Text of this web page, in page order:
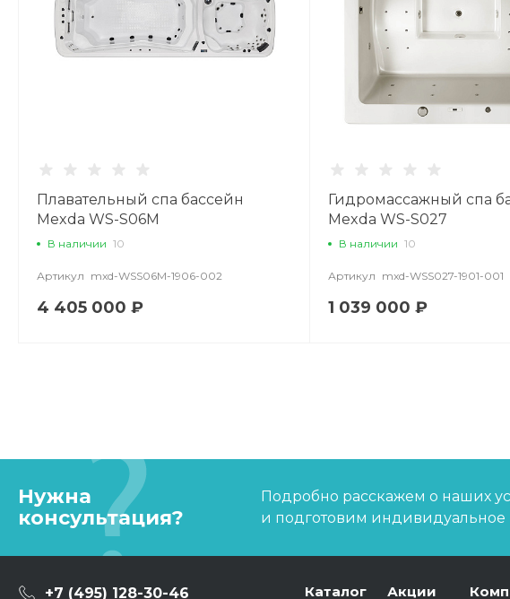
Плавательный спа бассейн
Mexda WS-S06M
В наличии 10
Артикул mxd-WSS06M-1906-002
4 405 000 ₽
Гидромассажный спа
Mexda WS-S027
В наличии 10
Артикул mxd-WSS027-1901-001
1 039 000 ₽
Нужна
консультация?
Подробно расскажем о наших
и подготовим
+7 (495) 128-30-46 Каталог Акции